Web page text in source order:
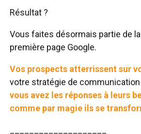
Résultat ?
Vous faites désormais partie de
première page Google.
Vos prospects atterrissent sur
votre stratégie de
vous avez les réponses à leurs
comme par magie ils se